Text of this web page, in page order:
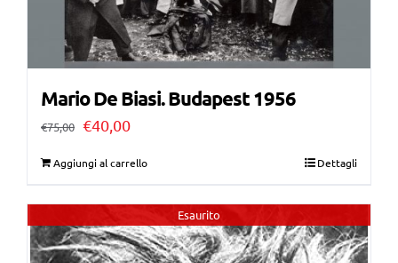
Mario De Biasi. Budapest 1956
€75,00 Il
era:
€75,00.
€40,00Il
è:
€40,00.
Aggiungi al carrello Dettagli
Esaurito